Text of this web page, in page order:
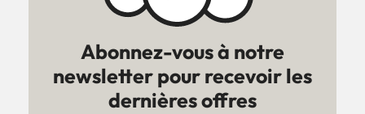
Abonnez-vous à notre
newsletter pour recevoir les
dernières offres